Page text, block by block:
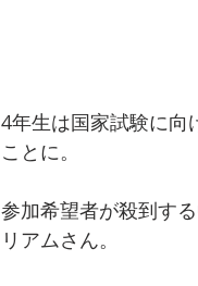
4年生は国家試験に向
ことに。
参加希望者が殺到す
リアムさん。